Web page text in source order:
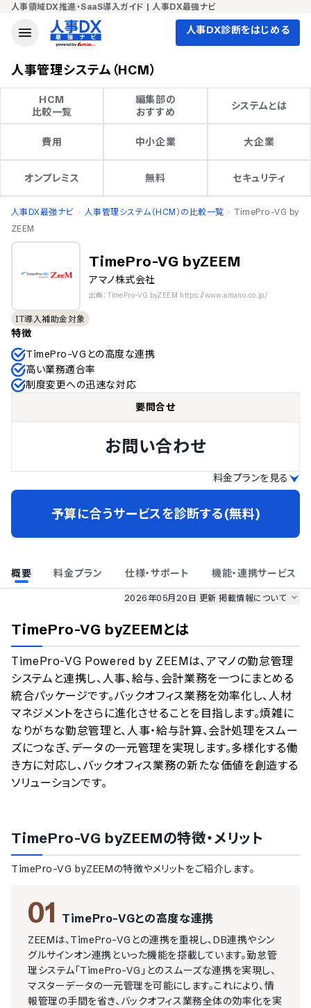
人事領域DX推進・SaaS導入ガイド | 人事DX最強ナビ
人事DX診断をはじめる
人事管理システム（HCM）
HCM
比較一覧
編集部の
おすすめ
システムとは
費用 中小企業 大企業
オンプレミス 無料 セキュリティ
人事DX最強ナビ 人事管理システム（HCM）の比較一覧
TimePro-VG by
ZEEM
TimePro-VG byZEEM
アマノ株式会社
出典：TimePro-VG byZEEM https://www.amano.co.jp/
IT導入補助金対象
特徴
TimePro-VGとの高度な連携
高い業務適合率
制度変更への迅速な対応
要問合せ
お問い合わせ
料金プランを見る
予算に合うサービスを診断する(無料)
概要 料金プラン 仕様・サポート 機能・連携サービス
2026年05月20日 更新掲載情報について
のサービス情報は、
のサービスデータを参照しています。
情報更新者：人事DX最強ナビ 編集部 情報取得元 掲載修正依頼
TimePro-VG byZEEMとは
TimePro-VG Powered by ZEEMは、アマノの勤怠管理
システムと連携し、人事、給与、会計業務を一つにまとめる
統合パッケージです。バックオフィス業務を効率化し、人材
マネジメントをさらに進化させることを目指します。煩雑に
なりがちな勤怠管理と、人事・給与計算、会計処理をスムー
ズにつなぎ、データの一元管理を実現します。多様化する働
き方に対応し、バックオフィス業務の新たな価値を創造する
ソリューションです。
TimePro-VG byZEEMの特徴・メリット
TimePro-VG byZEEMの特徴やメリットをご紹介します。
01 TimePro-VGとの高度な連携
ZEEMは、TimePro-VGとの連携を重視し、DB連携やシン
グルサインオン連携といった機能を搭載しています。勤怠管
理システム「TimePro-VG」とのスムーズな連携を実現し、
マスターデータの一元管理を可能にします。これにより、情
報管理の手間を省き、バックオフィス業務全体の効率化を実